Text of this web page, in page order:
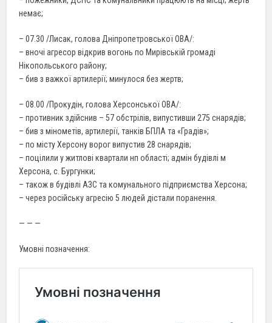
немає;
– 07.30 /Лисак, голова Дніпропетровської ОВА/:
– вночі агресор відкрив вогонь по Мирівській громаді
Нікопольського району;
– бив з важкої артилерії; минулося без жертв;
– 08.00 /Прокудін, голова Херсонської ОВА/:
– противник здійснив – 57 обстрілів, випустивши 275 снарядів;
– бив з мінометів, артилерії, танків БПЛА та «Градів»;
– по місту Херсону ворог випустив 28 снарядів;
– поцілили у житлові квартали нп області; адмін будівлі м
Херсона, с. Бургунки;
– також в будівлі АЗС та комунального підприємства Херсона;
– через російську агресію 5 людей дістали поранення.
— — —
Умовні позначення: